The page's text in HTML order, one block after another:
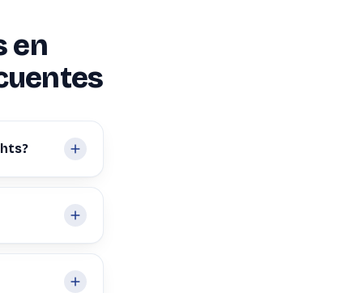
en